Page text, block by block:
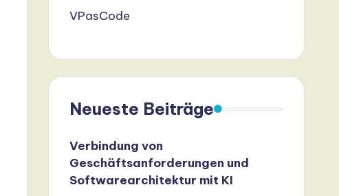
VPasCode
Neueste Beiträge
Verbindung von
Geschäftsanforderungen und
Softwarearchitektur mit KI